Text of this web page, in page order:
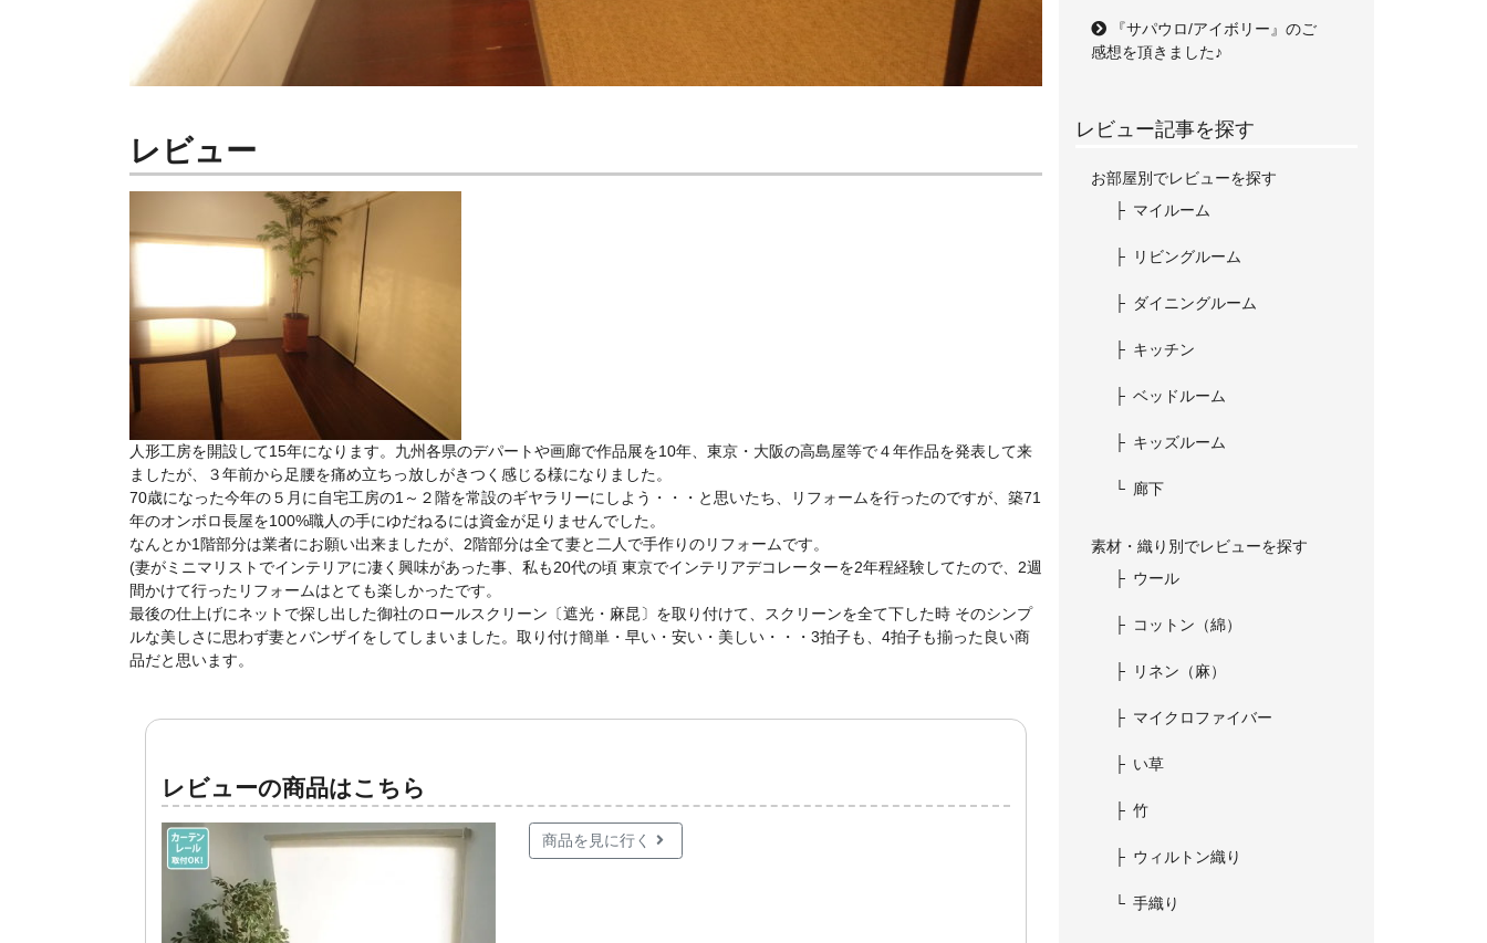
レビュー
人形工房を開設して15年になります。九州各県のデパートや画廊で作品展を10年、東京・大阪の高島屋等で４年作品を発表して来
ましたが、３年前から足腰を痛め立ちっ放しがきつく感じる様になりました。
70歳になった今年の５月に自宅工房の1～２階を常設のギヤラリーにしよう・・・と思いたち、リフォームを行ったのですが、築71
年のオンボロ長屋を100%職人の手にゆだねるには資金が足りませんでした。
なんとか1階部分は業者にお願い出来ましたが、2階部分は全て妻と二人で手作りのリフォームです。
(妻がミニマリストでインテリアに凄く興味があった事、私も20代の頃 東京でインテリアデコレーターを2年程経験してたので、2週
間かけて行ったリフォームはとても楽しかったです。
最後の仕上げにネットで探し出した御社のロールスクリーン〔遮光・麻昆〕を取り付けて、スクリーンを全て下した時 そのシンプ
ルな美しさに思わず妻とバンザイをしてしまいました。取り付け簡単・早い・安い・美しい・・・3拍子も、4拍子も揃った良い商
品だと思います。
レビューの商品はこちら
商品を見に行く
『サパウロ/アイボリー』のご
感想を頂きました♪
レビュー記事を探す
お部屋別でレビューを探す
マイルーム
リビングルーム
ダイニングルーム
キッチン
ベッドルーム
キッズルーム
廊下
素材・織り別でレビューを探す
ウール
コットン（綿）
リネン（麻）
マイクロファイバー
い草
竹
ウィルトン織り
手織り